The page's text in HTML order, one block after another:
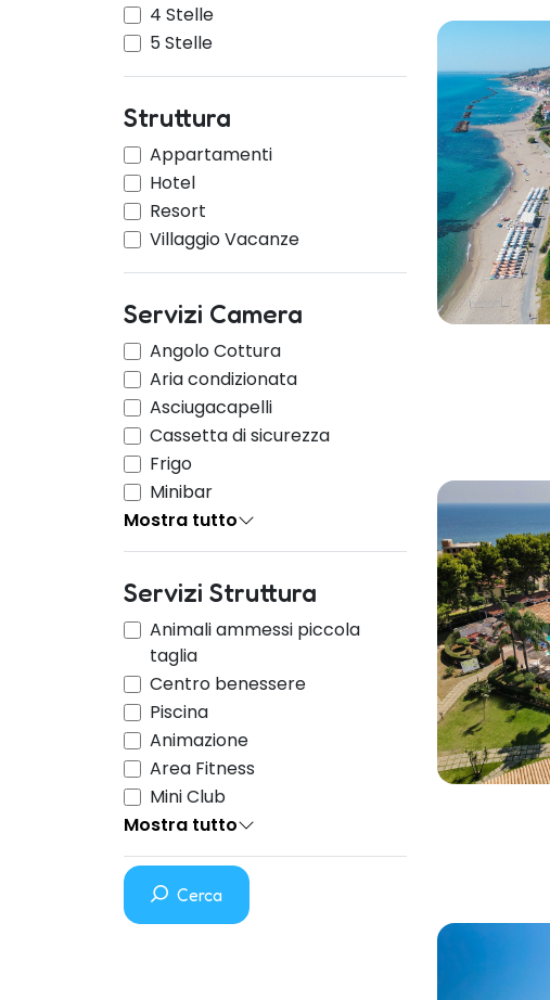
4 Stelle
5 Stelle
Struttura
Appartamenti
Hotel
Resort
Villaggio Vacanze
Servizi Camera
Angolo Cottura
Aria condizionata
Asciugacapelli
Cassetta di sicurezza
Frigo
Minibar
Mostra tutto
Servizi Struttura
Animali ammessi piccola
taglia
Centro benessere
Piscina
Animazione
Area Fitness
Mini Club
Mostra tutto
Cerca